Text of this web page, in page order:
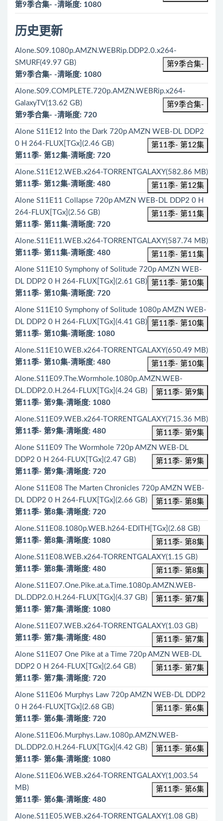
第9季合集- -清晰度: 1080
历史更新
Alone.S09.1080p.AMZN.WEBRip.DDP2.0.x264-
SMURF(49.97 GB)
第9季合集-
第9季合集- -清晰度: 1080
Alone.S09.COMPLETE.720p.AMZN.WEBRip.x264-
GalaxyTV(13.62 GB)
第9季合集-
第9季合集- -清晰度: 720
Alone S11E12 Into the Dark 720p AMZN WEB-DL DDP2
0 H 264-FLUX[TGx](2.46 GB)
第11季- 第12集
第11季- 第12集-清晰度: 720
Alone.S11E12.WEB.x264-TORRENTGALAXY(582.86 MB)
第11季- 第12集
第11季- 第12集-清晰度: 480
Alone S11E11 Collapse 720p AMZN WEB-DL DDP2 0 H
264-FLUX[TGx](2.56 GB)
第11季- 第11集
第11季- 第11集-清晰度: 720
Alone.S11E11.WEB.x264-TORRENTGALAXY(587.74 MB)
第11季- 第11集
第11季- 第11集-清晰度: 480
Alone S11E10 Symphony of Solitude 720p AMZN WEB-
DL DDP2 0 H 264-FLUX[TGx](2.61 GB) 第11季- 第10集
第11季- 第10集-清晰度: 720
Alone S11E10 Symphony of Solitude 1080p AMZN WEB-
DL DDP2 0 H 264-FLUX[TGx](4.41 GB) 第11季- 第10集
第11季- 第10集-清晰度: 1080
Alone.S11E10.WEB.x264-TORRENTGALAXY(650.49 MB)
第11季- 第10集
第11季- 第10集-清晰度: 480
Alone.S11E09.The.Wormhole.1080p.AMZN.WEB-
DL.DDP2.0.H.264-FLUX[TGx](4.24 GB)
第11季- 第9集
第11季- 第9集-清晰度: 1080
Alone.S11E09.WEB.x264-TORRENTGALAXY(715.36 MB)
第11季- 第9集
第11季- 第9集-清晰度: 480
Alone S11E09 The Wormhole 720p AMZN WEB-DL
DDP2 0 H 264-FLUX[TGx](2.47 GB)
第11季- 第9集
第11季- 第9集-清晰度: 720
Alone S11E08 The Marten Chronicles 720p AMZN WEB-
DL DDP2 0 H 264-FLUX[TGx](2.66 GB)
第11季- 第8集
第11季- 第8集-清晰度: 720
Alone.S11E08.1080p.WEB.h264-EDITH[TGx](2.68 GB)
第11季- 第8集
第11季- 第8集-清晰度: 1080
Alone.S11E08.WEB.x264-TORRENTGALAXY(1.15 GB)
第11季- 第8集
第11季- 第8集-清晰度: 480
Alone.S11E07.One.Pike.at.a.Time.1080p.AMZN.WEB-
DL.DDP2.0.H.264-FLUX[TGx](4.37 GB)
第11季- 第7集
第11季- 第7集-清晰度: 1080
Alone.S11E07.WEB.x264-TORRENTGALAXY(1.03 GB)
第11季- 第7集
第11季- 第7集-清晰度: 480
Alone S11E07 One Pike at a Time 720p AMZN WEB-DL
DDP2 0 H 264-FLUX[TGx](2.64 GB)
第11季- 第7集
第11季- 第7集-清晰度: 720
Alone S11E06 Murphys Law 720p AMZN WEB-DL DDP2
0 H 264-FLUX[TGx](2.68 GB)
第11季- 第6集
第11季- 第6集-清晰度: 720
Alone.S11E06.Murphys.Law.1080p.AMZN.WEB-
DL.DDP2.0.H.264-FLUX[TGx](4.42 GB)
第11季- 第6集
第11季- 第6集-清晰度: 1080
Alone.S11E06.WEB.x264-TORRENTGALAXY(1,003.54
MB)
第11季- 第6集
第11季- 第6集-清晰度: 480
Alone.S11E05.WEB.x264-TORRENTGALAXY(1.08 GB)